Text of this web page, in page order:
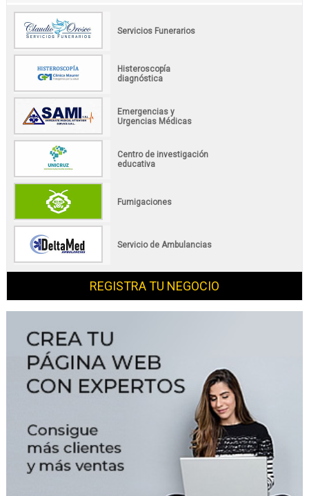
Servicios Funerarios
Histeroscopía
diagnóstica
Emergencias y
Urgencias Médicas
Centro de investigación
educativa
Fumigaciones
Servicio de Ambulancias
REGISTRA TU NEGOCIO